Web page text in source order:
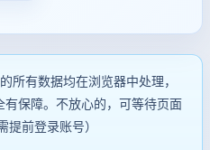
所有数据均在浏览器中处理，
有保障。不放心的，可等待页面
提前登录账号）